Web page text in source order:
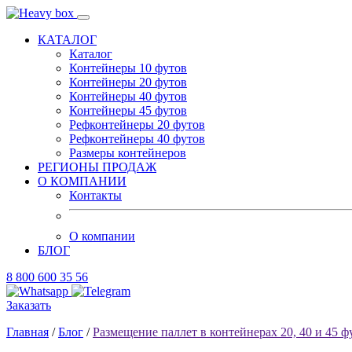
КАТАЛОГ
Каталог
Контейнеры 10 футов
Контейнеры 20 футов
Контейнеры 40 футов
Контейнеры 45 футов
Рефконтейнеры 20 футов
Рефконтейнеры 40 футов
Размеры контейнеров
РЕГИОНЫ ПРОДАЖ
О КОМПАНИИ
Контакты
О компании
БЛОГ
8 800 600 35 56
Заказать
Главная /Блог /Размещение паллет в контейнерах 20, 40 и 45